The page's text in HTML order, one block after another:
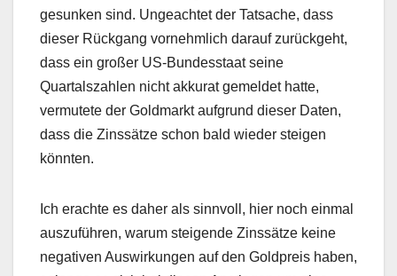
gesunken sind. Ungeachtet der Tatsache, dass
dieser Rückgang vornehmlich darauf zurückgeht,
dass ein großer US-Bundesstaat seine
Quartalszahlen nicht akkurat gemeldet hatte,
vermutete der Goldmarkt aufgrund dieser Daten,
dass die Zinssätze schon bald wieder steigen
könnten.
Ich erachte es daher als sinnvoll, hier noch einmal
auszuführen, warum steigende Zinssätze keine
negativen Auswirkungen auf den Goldpreis haben,